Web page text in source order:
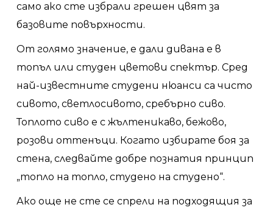
само ако сте избрали грешен цвят за
базовите повърхности.
От голямо значение, е дали дивана е в
топъл или студен цветови спектър. Сред
най-известните студени нюанси са чисто
сивото, светлосивото, сребърно сиво.
Топлото сиво е с жълтеникаво, бежово,
розови оттенъци. Когато избирате боя за
стена, следвайте добре познатия принцип
„топло на топло, студено на студено“.
Ако още не сте се спрели на подходящия за